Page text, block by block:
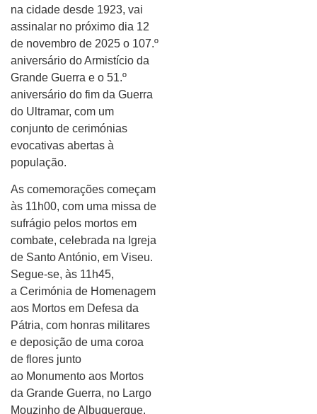
na cidade desde 1923, vai
assinalar no próximo dia 12
de novembro de 2025 o 107.º
aniversário do Armistício da
Grande Guerra e o 51.º
aniversário do fim da Guerra
do Ultramar, com um
conjunto de cerimónias
evocativas abertas à
população.
As comemorações começam
às 11h00, com uma missa de
sufrágio pelos mortos em
combate, celebrada na Igreja
de Santo António, em Viseu.
Segue-se, às 11h45,
a Cerimónia de Homenagem
aos Mortos em Defesa da
Pátria, com honras militares
e deposição de uma coroa
de flores junto
ao Monumento aos Mortos
da Grande Guerra, no Largo
Mouzinho de Albuquerque.